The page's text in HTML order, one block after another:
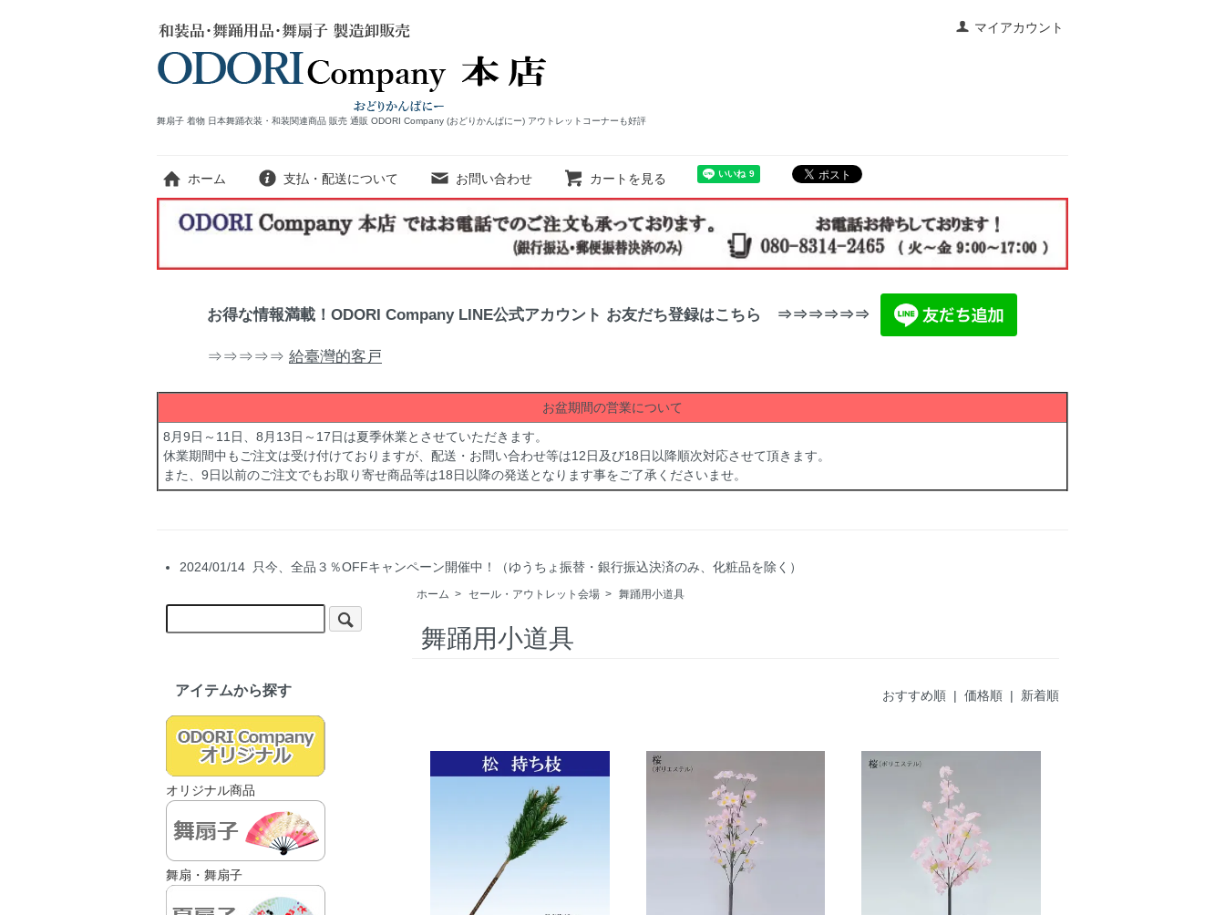
マイアカウント
舞扇子 着物 日本舞踊衣装・和装関連商品 販売 通販 ODORI Company (おどりかんぱにー) アウトレットコーナーも好評
ホーム 支払・配送について お問い合わせ カートを見る
お得な情報満載！ODORI Company LINE公式アカウント お友だち登録はこちら ⇒⇒⇒⇒⇒⇒
⇒⇒⇒⇒⇒ 給臺灣的客戸
お盆期間の営業について
8月9日～11日、8月13日～17日は夏季休業とさせていただきます。
休業期間中もご注文は受け付けておりますが、配送・お問い合わせ等は12日及び18日以降順次対応させて頂きます。
また、9日以前のご注文でもお取り寄せ商品等は18日以降の発送となります事をご了承くださいませ。
2024/01/14 只今、全品３％OFFキャンペーン開催中！（ゆうちょ振替・銀行振込決済のみ、化粧品を除く）
ホーム > セール・アウトレット会場 > 舞踊用小道具
舞踊用小道具
おすすめ順 | 価格順 | 新着順
アイテムから探す
オリジナル商品
舞扇・舞扇子